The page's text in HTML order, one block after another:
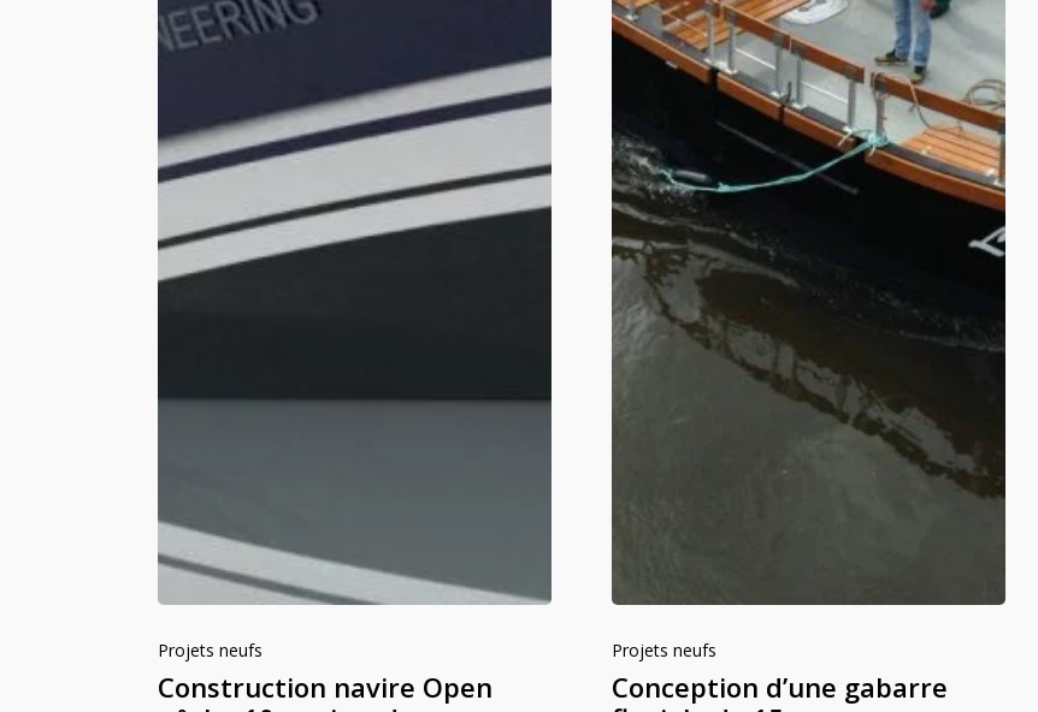
Projets neufs
Construction navire Open
Projets neufs
Conception d’une gabarre